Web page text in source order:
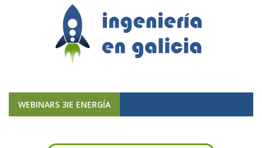
WEBINARS 3IE ENERGÍA